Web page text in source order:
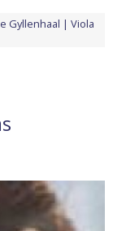
Gyllenhaal
Viola